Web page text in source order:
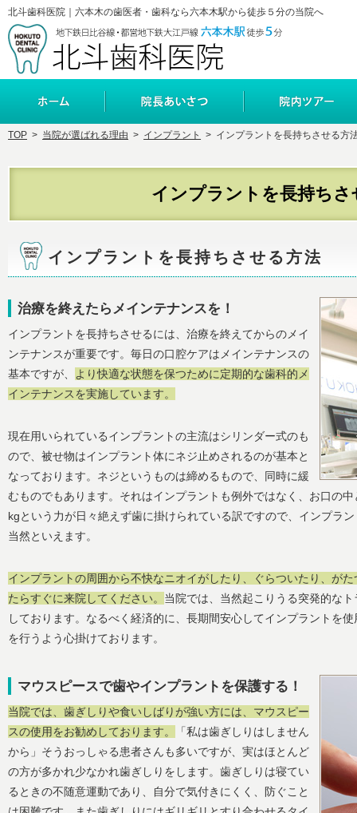
インプラントを長持ちさ
北斗歯科医院｜六本木の歯医者・歯科なら六本木駅から徒歩５分の当院へ
インプラントを長持ちさせる方法
治療を終えたらメインテナンスを！
インプラントを長持ちさせるには、治療を終えてからのメイ
ンテナンスが重要です。毎日の口腔ケアはメインテナンスの
基本ですが、
より快適な状態を保つために定期的な歯科的メ
インテナンスを実施しています。
現在用いられているインプラントの主流はシリンダー式のも
ので、被せ物はインプラント体にネジ止めされるのが基本と
なっております。ネジというものは締めるもので、同時に緩
むものでもあります。それはインプラントも例外ではなく、お口の
kgという力が日々絶えず歯に掛けられている訳ですので、インプラ
当然といえます。
インプラントの周囲から不快なニオイがしたり、ぐらついたり、が
たらすぐに来院してください。 当院では、当然起こりうる突発的な
しております。なるべく経済的に、長期間安心してインプラントを
を行うよう心掛けております。
マウスピースで歯やインプラントを保護する！
当院では、歯ぎしりや食いしばりが強い方には、マウスピー
スの使用をお勧めしております。
「私は歯ぎしりはしません
から」そうおっしゃる患者さんも多いですが、実はほとんど
の方が多かれ少なかれ歯ぎしりをします。歯ぎしりは寝てい
るときの不随意運動であり、自分で気付きにくく、防ぐこと
TOP > 当院が選ばれる理由 > インプラント > インプラントを長持ちさせる方